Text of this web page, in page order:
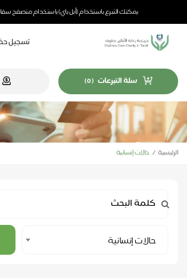
يمكنك التبرع باستخدام (أبل باي) باستخدام متصفح
تسجيل
سلة التبرعات (
0
)
الرئيسية حالات إنسانية
Category
حالات إنسانية